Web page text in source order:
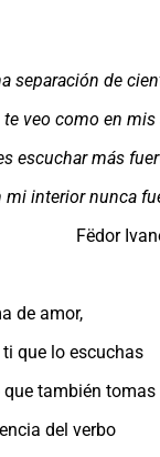
separación de
te veo como en mis
escuchar más
mi interior nunca
Fëdor
de amor,
que lo escuchas
también tomas
del verbo